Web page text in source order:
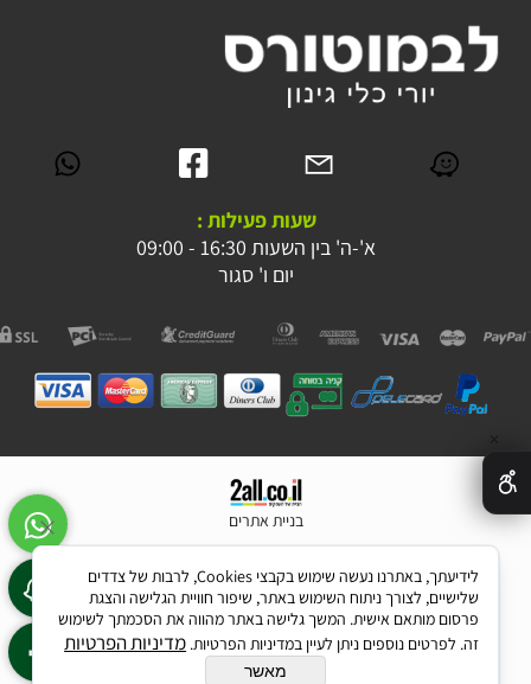
שעות פעילות :
א'-ה' בין השעות 16:30 - 09:00
יום ו' סגור
בניית אתרים
לידיעתך, באתרנו נעשה שימוש בקבצי Cookies, לרבות של צדדים
שלישיים, לצורך ניתוח השימוש באתר, שיפור חוויית הגלישה והצגת
פרסום מותאם אישית. המשך גלישה באתר מהווה את הסכמתך לשימוש
זה. לפרטים נוספים ניתן לעיין במדיניות הפרטיות. מדיניות הפרטיות
מאשר